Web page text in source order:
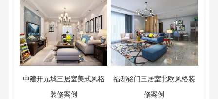
中建开元城三居室美式风格
装修案例
福邸铭门三居室北欧风格装
修案例